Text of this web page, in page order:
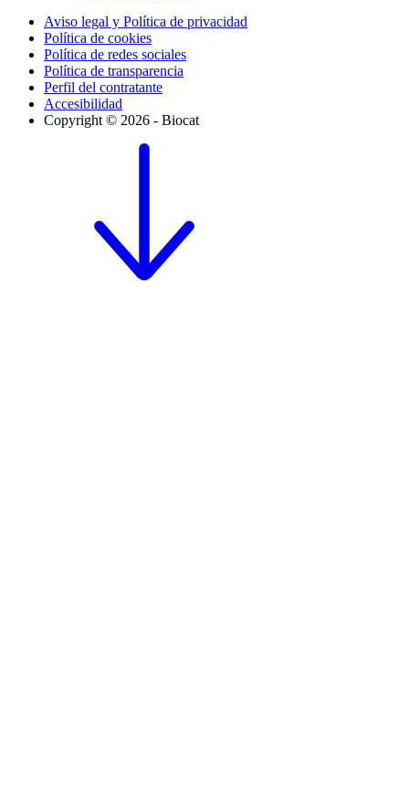
Aviso legal y Política de privacidad
Política de cookies
Política de redes sociales
Política de transparencia
Perfil del contratante
Accesibilidad
Copyright © 2026 - Biocat